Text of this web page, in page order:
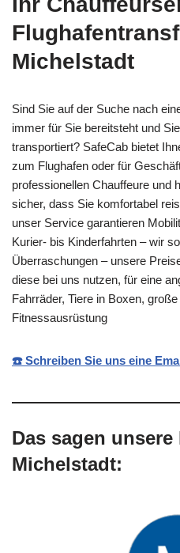
Michelstadt
Sind Sie auf der Suche nach
immer für Sie bereitsteht und
transportiert? SafeCab bietet
zum Flughafen oder für
professionellen Chauffeure und
sicher, dass Sie komfortabel
unser Service garantieren
Kurier- bis Kinderfahrten – wir
Überraschungen – unsere
diese bei uns nutzen, für eine
Fahrräder, Tiere in Boxen,
Fitnessausrüstung
☎️ Schreiben Sie uns eine
Das sagen
Michelstadt: